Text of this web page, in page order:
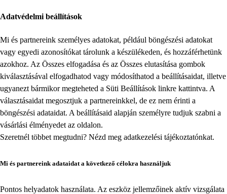
Adatvédelmi beállítások
Mi és partnereink személyes adatokat, például böngészési adatokat
vagy egyedi azonosítókat tárolunk a készülékeden, és hozzáférhetünk
azokhoz. Az Összes elfogadása és az Összes elutasítása gombok
kiválasztásával elfogadhatod vagy módosíthatod a beállításaidat, illetve
ugyanezt bármikor megteheted a Süti Beállítások linkre kattintva. A
választásaidat megosztjuk a partnereinkkel, de ez nem érinti a
böngészési adataidat. A beállításaid alapján személyre tudjuk szabni a
vásárlási élményedet az oldalon.
Szeretnél többet megtudni? Nézd meg adatkezelési tájékoztatónkat.
Mi és partnereink adataidat a következő célokra használjuk
Pontos helyadatok használata. Az eszköz jellemzőinek aktív vizsgálata